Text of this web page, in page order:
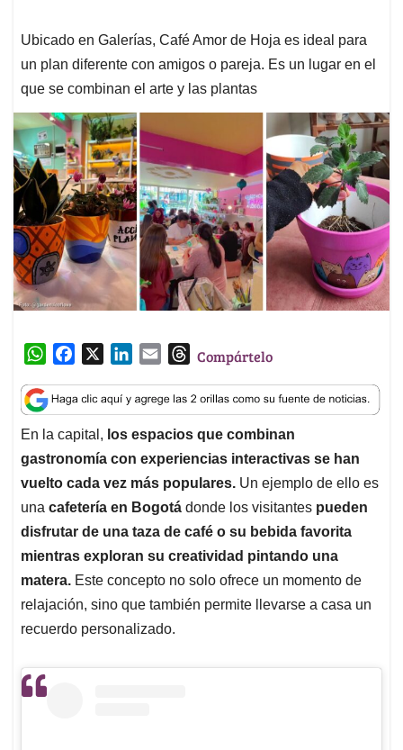
Ubicado en Galerías, Café Amor de Hoja es ideal para
un plan diferente con amigos o pareja. Es un lugar en el
que se combinan el arte y las plantas
W
a
t
s
A
p
p
c
e
b
o
o
k
n
k
e
d
I
n
a
i
l
T
r
e
a
d
s
Compártelo
En la capital, los espacios que combinan
gastronomía con experiencias interactivas se han
vuelto cada vez más populares. Un ejemplo de ello es
una cafetería en Bogotá donde los visitantes pueden
disfrutar de una taza de café o su bebida favorita
mientras exploran su creatividad pintando una
matera. Este concepto no solo ofrece un momento de
relajación, sino que también permite llevarse a casa un
recuerdo personalizado.